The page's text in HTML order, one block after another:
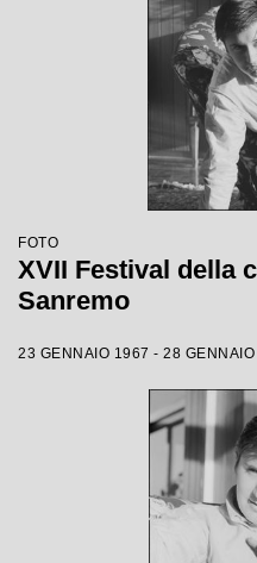
FOTO
XVII Festival della
Sanremo
23 GENNAIO 1967 - 28